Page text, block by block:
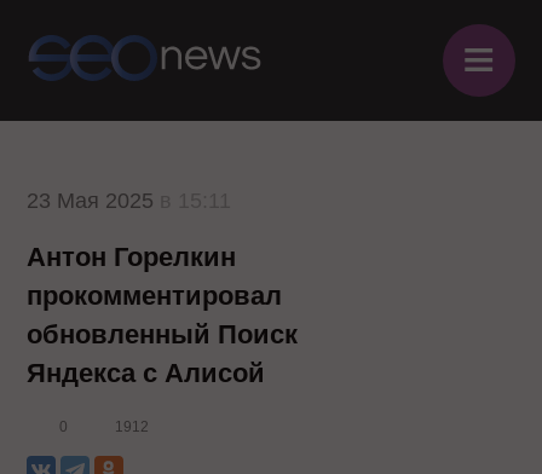
≡
23 Мая 2025
Антон Горелкин
прокомментировал
обновленный Поиск
Яндекса с Алисой
0 1912